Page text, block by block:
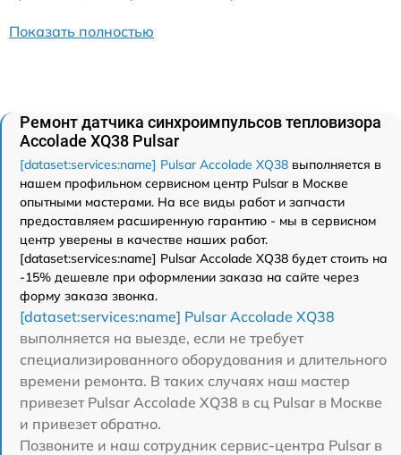
Показать полностью
Ремонт датчика синхроимпульсов тепловизора
Accolade XQ38 Pulsar
[dataset:services:name] Pulsar Accolade XQ38 выполняется в
нашем профильном сервисном центр Pulsar в Москве
опытными мастерами. На все виды работ и запчасти
предоставляем расширенную гарантию - мы в сервисном
центр уверены в качестве наших работ.
[dataset:services:name] Pulsar Accolade XQ38 будет стоить на
-15% дешевле при оформлении заказа на сайте через
форму заказа звонка.
[dataset:services:name] Pulsar Accolade XQ38
выполняется на выезде, если не требует
специализированного оборудования и длительного
времени ремонта. В таких случаях наш мастер
привезет Pulsar Accolade XQ38 в сц Pulsar в Москве
и привезет обратно.
Позвоните и наш сотрудник сервис-центра Pulsar в